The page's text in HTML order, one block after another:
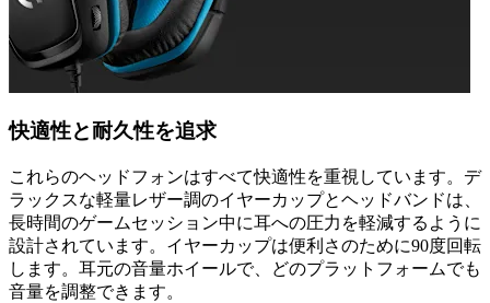
快適性と耐久性を追求
これらのヘッドフォンはすべて快適性を重視しています。デ
ラックスな軽量レザー調のイヤーカップとヘッドバンドは、
長時間のゲームセッション中に耳への圧力を軽減するように
設計されています。イヤーカップは便利さのために90度回転
します。耳元の音量ホイールで、どのプラットフォームでも
音量を調整できます。